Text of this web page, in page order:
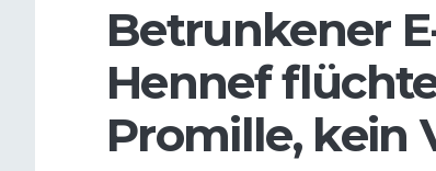
Betrunkener
Hennef
Promille, kein